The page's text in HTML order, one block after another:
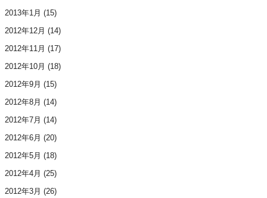
2013年1月 (15)
2012年12月 (14)
2012年11月 (17)
2012年10月 (18)
2012年9月 (15)
2012年8月 (14)
2012年7月 (14)
2012年6月 (20)
2012年5月 (18)
2012年4月 (25)
2012年3月 (26)